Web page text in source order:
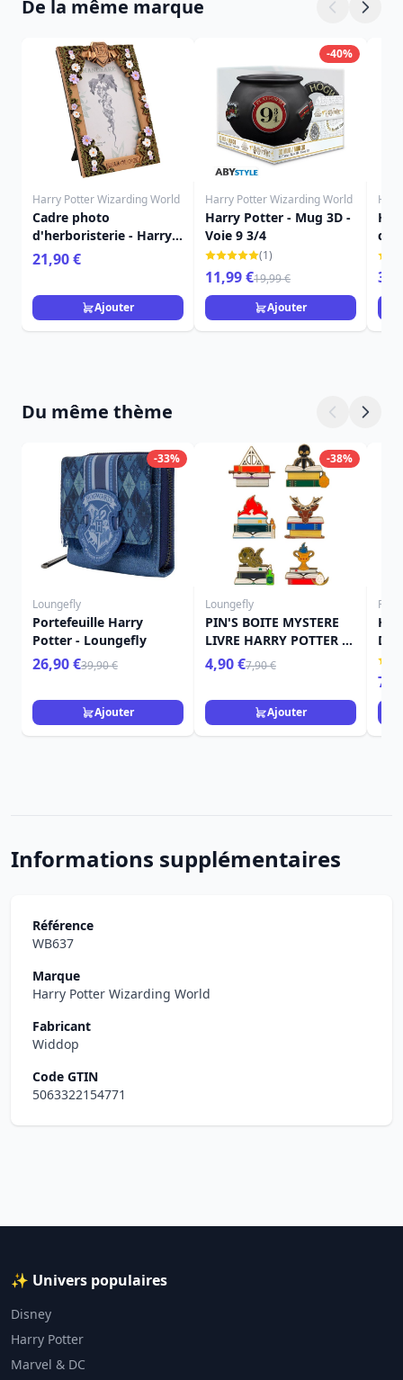
De la même marque
Harry Potter Wizarding World
Cadre photo
d'herboristerie - Harry
Potter
21,90 €
Ajouter
-40%
Harry Potter Wizarding World
Harry Potter - Mug 3D -
Voie 9 3/4
(1)
11,99 €19,99 €
Ajouter
Du même thème
-33%
Loungefly
Portefeuille Harry
Potter - Loungefly
26,90 €39,90 €
Ajouter
-38%
Loungefly
PIN'S BOITE MYSTERE
LIVRE HARRY POTTER -
HARRY POTTER
LOUNGEFLY
4,90 €7,90 €
Ajouter
Informations supplémentaires
Référence
WB637
Marque
Harry Potter Wizarding World
Fabricant
Widdop
Code GTIN
5063322154771
✨ Univers populaires
Disney
Harry Potter
Marvel & DC